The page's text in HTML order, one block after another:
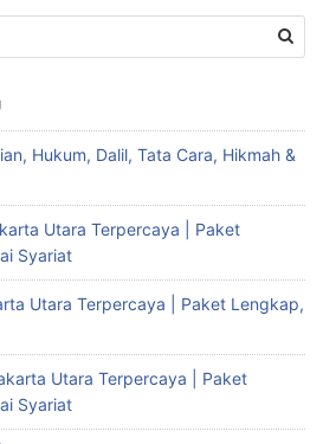
Hukum, Dalil, Tata Cara, Hikmah &
Utara Terpercaya | Paket
Syariat
Utara Terpercaya | Paket Lengkap,
Utara Terpercaya | Paket
Syariat